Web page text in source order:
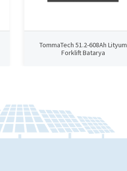
TommaTech 51.2-608Ah Lityum
Forklift Batarya